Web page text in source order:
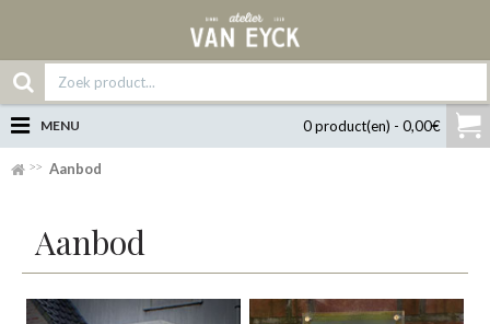
0 product(en) - 0,00€
MENU
Aanbod
Aanbod